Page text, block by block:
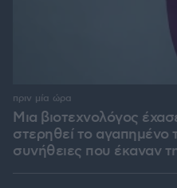
Μια βιοτεχνολόγος
στερηθεί το αγαπημένο
συνήθειες που έκαναν
πριν μία ώρα